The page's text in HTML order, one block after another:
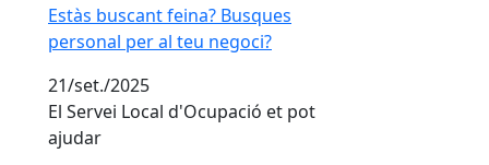
Estàs buscant feina? Busques
personal per al teu negoci?
21/set./2025
El Servei Local d'Ocupació et pot
ajudar